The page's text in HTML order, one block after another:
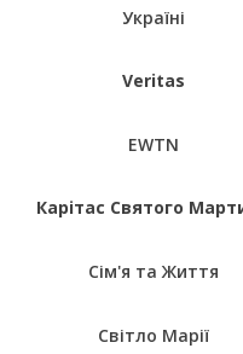
Україні
Veritas
EWTN
Карітас Святого
Сім'я та Життя
Світло Марії